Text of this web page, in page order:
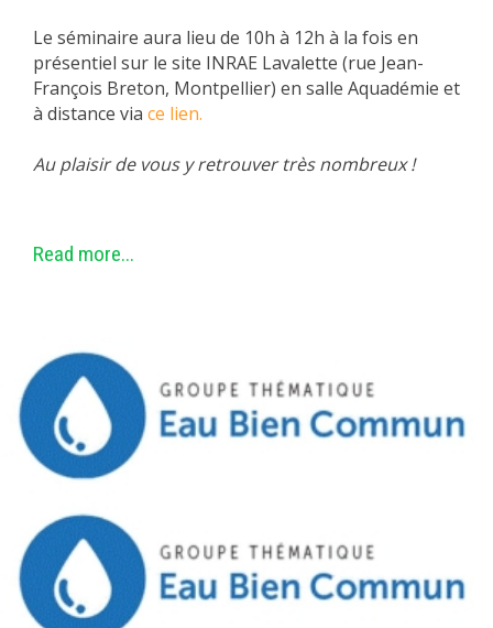
Le séminaire aura lieu de 10h à 12h à la fois en
présentiel sur le site INRAE Lavalette (rue Jean-
François Breton, Montpellier) en salle Aquadémie et
à distance via ce lien.
Au plaisir de vous y retrouver très nombreux !
Read more...